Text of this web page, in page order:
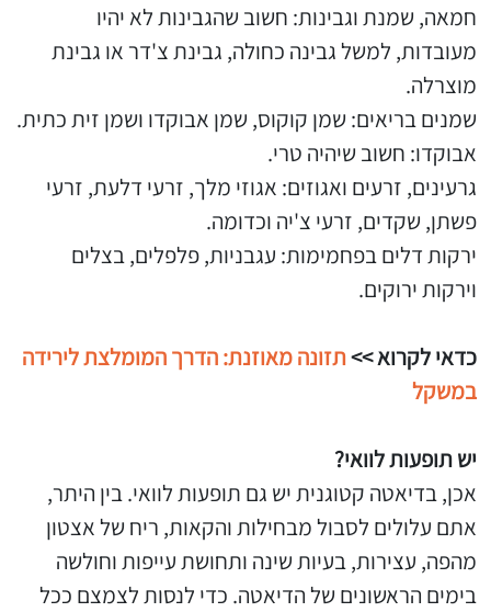
חמאה, שמנת וגבינות: חשוב שהגבינות לא יהיו
מעובדות, למשל גבינה כחולה, גבינת צ'דר או גבינת
מוצרלה.
שמנים בריאים: שמן קוקוס, שמן אבוקדו ושמן זית כתית.
אבוקדו: חשוב שיהיה טרי.
גרעינים, זרעים ואגוזים: אגוזי מלך, זרעי דלעת, זרעי
פשתן, שקדים, זרעי צ'יה וכדומה.
ירקות דלים בפחמימות: עגבניות, פלפלים, בצלים
וירקות ירוקים.
כדאי לקרוא >>תזונה מאוזנת: הדרך המומלצת לירידה
במשקל
יש תופעות לוואי?
אכן, בדיאטה קטוגנית יש גם תופעות לוואי. בין היתר,
אתם עלולים לסבול מבחילות והקאות, ריח של אצטון
מהפה, עצירות, בעיות שינה ותחושת עייפות וחולשה
בימים הראשונים של הדיאטה. כדי לנסות לצמצם ככל